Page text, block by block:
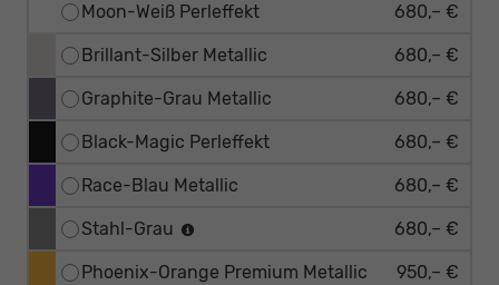
Moon-Weiß Perleffekt 680,– €
Brillant-Silber Metallic 680,– €
Graphite-Grau Metallic 680,– €
Black-Magic Perleffekt 680,– €
Race-Blau Metallic 680,– €
Stahl-Grau 680,– €
Phoenix-Orange Premium Metallic 950,– €